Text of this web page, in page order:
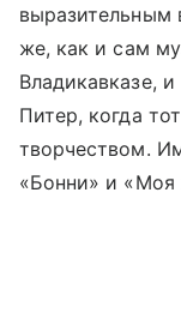
выразительным
же, как и сам
Владикавказе,
Питер, когда
творчеством.
«Бонни» и «Моя